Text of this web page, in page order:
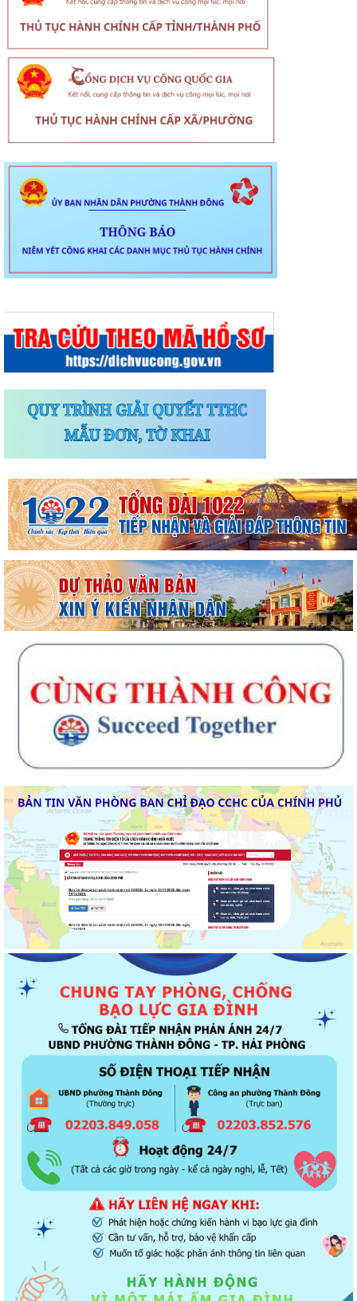
Thông báo về chương trình thu hồi để kiểm tra, khắc phục sự cố các
dòng xe mô tô Honda CB1000...
Kết quả Kỳ họp thứ 3 HĐND thành phố Hải Phòng khóa XIV, nhiệm kỳ
2021 - 2026
Khai thác tài liệu số và Chatbox AI trợi giúp pháp luật
Đẩy mạnh tuyên truyền thực hiện Chương trình hành động của Thành
ủy về xây dựng và hoàn thiện nhà...
Tăng cường các giải pháp đấu tranh, ngăn chặn và xử lý hành vi xâm
phạm quyền sở hữu trí tuệ trên...
Ủy ban nhân dân phường Thành Đông thông báo về việc chấm dứt
hoạt động kinh doanh tại Chợ tạm Chi...